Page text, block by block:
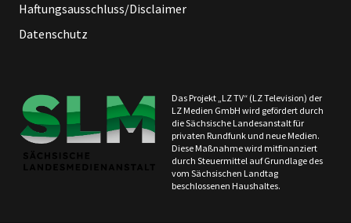
Haftungsausschluss/Disclaimer
Datenschutz
Das Projekt „LZ TV“ (LZ Television) der
LZ Medien GmbH wird gefördert durch
die Sächsische Landesanstalt für
privaten Rundfunk und neue Medien.
Diese Maßnahme wird mitfinanziert
durch Steuermittel auf Grundlage des
vom Sächsischen Landtag
beschlossenen Haushaltes.